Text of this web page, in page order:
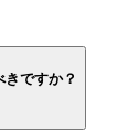
ですか？